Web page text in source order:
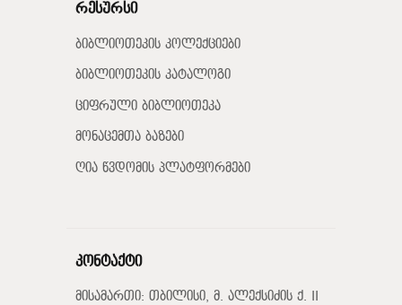
რესურსი
ბიბლიოთეკის კოლექციები
ბიბლიოთეკის კატალოგი
ციფრული ბიბლიოთეკა
მონაცემთა ბაზები
ღია წვდომის პლატფორმები
კონტაქტი
მისამართი: თბილისი, მ. ალექსიძის ქ. II